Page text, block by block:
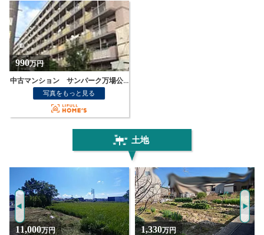
990万円
中古マンション サンパーク万場公園 KHSD
写真をもっと見る
土地
1,330万円 498万円